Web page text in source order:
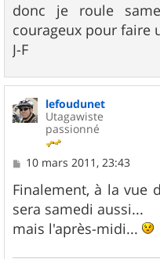
g
e
donc je roule
courageux pour faire
J-F
lefoudunet
Utagawiste
passionné
M
s
s
a
g
e
10 mars 2011, 23:43
Finalement, à la vue
sera samedi aussi...
mais l'après-midi...